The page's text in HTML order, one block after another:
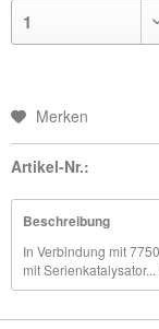
Merken
Artikel-Nr.:
Beschreibung
In Verbindung mit
mit Serienkatalysator...